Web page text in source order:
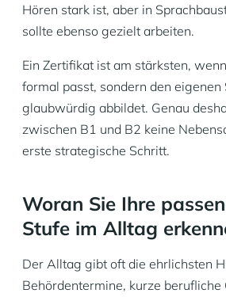
Hören stark ist, aber in
sollte ebenso gezielt arbeiten.
Ein Zertifikat ist am stärksten,
formal passt, sondern den eigenen
glaubwürdig abbildet. Genau
zwischen B1 und B2 keine
erste strategische Schritt.
Woran Sie Ihre
Stufe im Alltag
Der Alltag gibt oft die ehrlichsten
Behördentermine, kurze berufliche